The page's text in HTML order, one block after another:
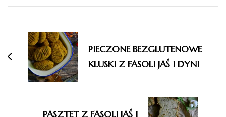
wpisu
PIECZONE BEZGLUTENOWE
KLUSKI Z FASOLI JAŚ I DYNI
PASZTET Z FASOLI JAŚ I